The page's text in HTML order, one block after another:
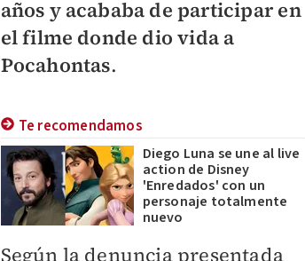
años y acababa de participar en
el filme donde dio vida a
Pocahontas.
Te recomendamos
Diego Luna se une al live
action de Disney
'Enredados' con un
personaje totalmente
nuevo
Según la denuncia presentada